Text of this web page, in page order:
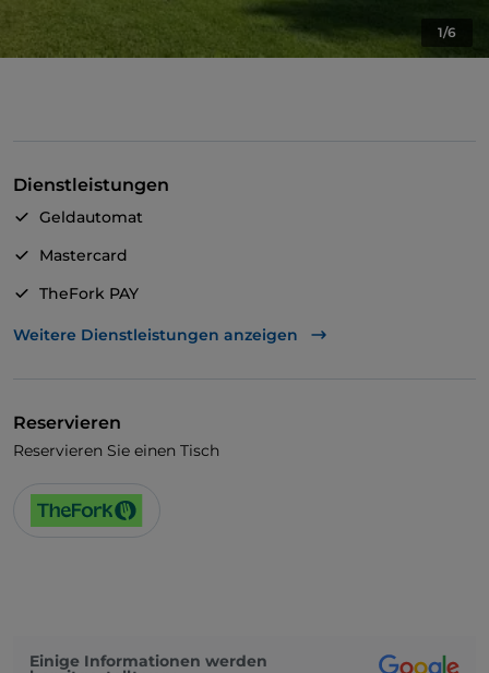
1/6
Dienstleistungen
Geldautomat
Mastercard
TheFork PAY
UnionPay über TheFork PAY
Kindermenü
Weitere Dienstleistungen anzeigen
Reservieren
Reservieren Sie einen Tisch
Einige Informationen werden